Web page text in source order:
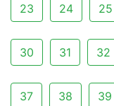
23 24 25
30 31 32
37 38 39